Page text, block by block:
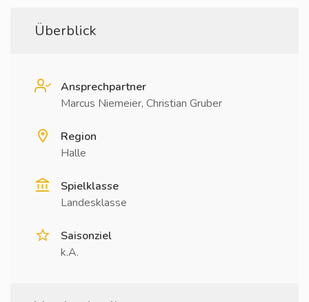
Überblick
Ansprechpartner
Marcus Niemeier, Christian Gruber
Region
Halle
Spielklasse
Landesklasse
Saisonziel
k.A.